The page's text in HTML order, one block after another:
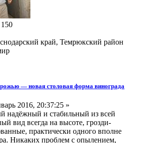
край, Темрюкский район
— новая столовая форма винограда
2016, 20:37:25 »
надёжный и стабильный из всей
вид всегда на высоте, грозди-
практически одного вполне
Никаких проблем с опылением,